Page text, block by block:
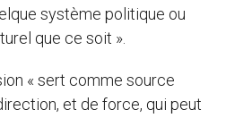
système politique ou
que ce soit ».
« sert comme source
et de force, qui peut